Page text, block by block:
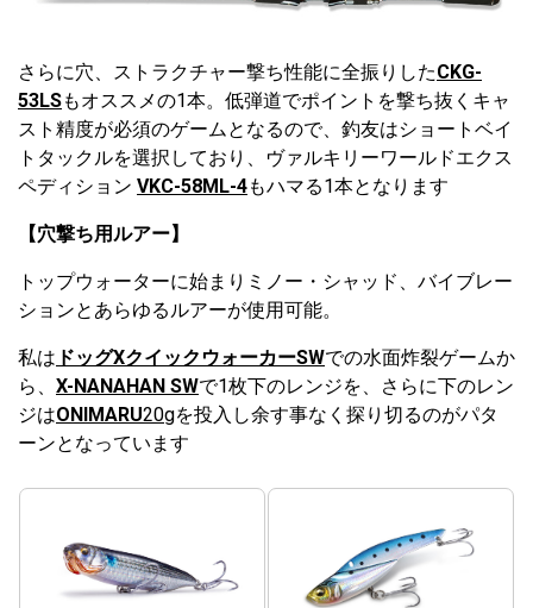
さらに穴、ストラクチャー撃ち性能に全振りしたCKG-
53LSもオススメの1本。低弾道でポイントを撃ち抜くキャ
スト精度が必須のゲームとなるので、釣友はショートベイ
トタックルを選択しており、ヴァルキリーワールドエクス
ペディション VKC-58ML-4もハマる1本となります
【穴撃ち用ルアー】
トップウォーターに始まりミノー・シャッド、バイブレー
ションとあらゆるルアーが使用可能。
私は ドッグXクイックウォーカーSWでの水面炸裂ゲームか
ら、 X-NANAHAN SWで1枚下のレンジを、さらに下のレン
ジはONIMARU20gを投入し余す事なく探り切るのがパタ
ーンとなっています